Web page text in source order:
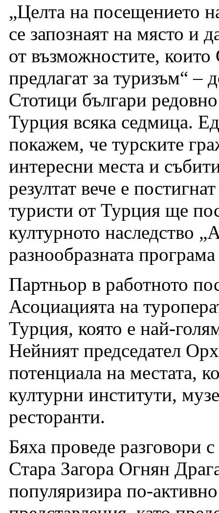
„Целта на посещението
се запознаят на място и
от възможностите, които
предлагат за туризъм“
Стотици българи
Турция всяка седмица.
покажем, че турските
интересни места и
резултат вече е
туристи от Турция ще
културното наследство
разнообразната
Партньор в работното
Асоциацията на
Турция, която е най-
Нейният председател
потенциала на местата,
културни институти,
ресторанти.
Бяха проведе разговори
Стара Загора Огнян
популяризира по-